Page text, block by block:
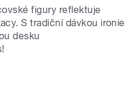
figury reflektuje
S tradiční dávkou ironie
desku